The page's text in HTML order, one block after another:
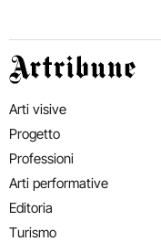
Artribune
Arti visive
Progetto
Professioni
Arti performative
Editoria
Turismo